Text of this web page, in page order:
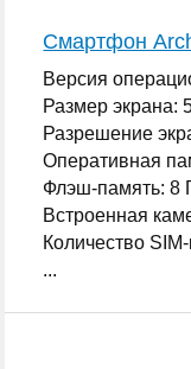
Смартфон
Версия
Размер экрана:
Разрешение
Оперативная
Флэш-память: 8
Встроенная
Количество SIM-
...